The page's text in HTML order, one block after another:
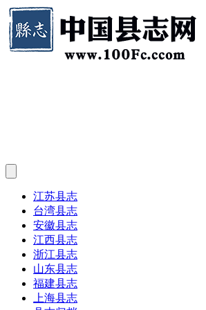
江苏县志
台湾县志
安徽县志
江西县志
浙江县志
山东县志
福建县志
上海县志